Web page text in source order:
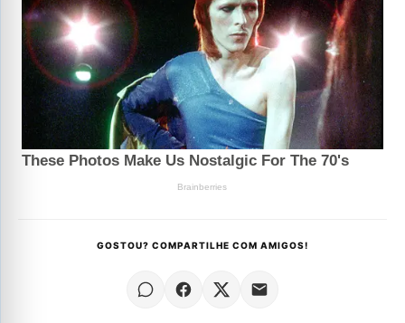
GOSTOU? COMPARTILHE COM AMIGOS!